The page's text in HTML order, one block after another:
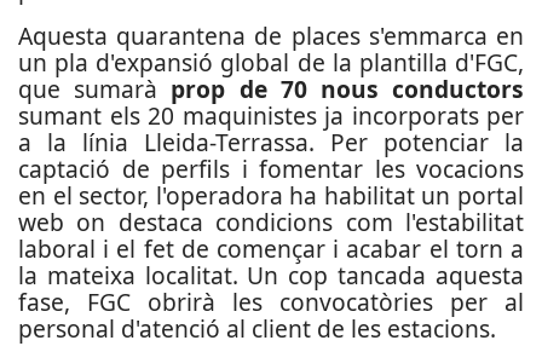
Aquesta quarantena de places s'emmarca en
un pla d'expansió global de la plantilla d'FGC,
que sumarà prop de 70 nous conductors
sumant els 20 maquinistes ja incorporats per
a la línia Lleida-Terrassa. Per potenciar la
captació de perfils i fomentar les vocacions
en el sector, l'operadora ha habilitat un portal
web on destaca condicions com l'estabilitat
laboral i el fet de començar i acabar el torn a
la mateixa localitat. Un cop tancada aquesta
fase, FGC obrirà les convocatòries per al
personal d'atenció al client de les estacions.